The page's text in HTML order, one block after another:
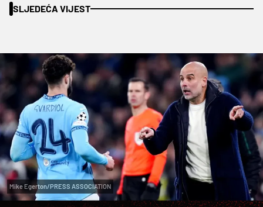
SLJEDEĆA VIJEST
Mike Egerton/PRESS ASSOCIATION